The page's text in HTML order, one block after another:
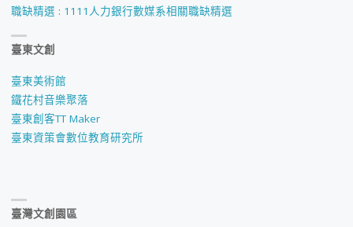
職缺精選 : 1111人力銀行數媒系相關職缺精選
臺東文創
臺東美術館
鐵花村音樂聚落
臺東創客TT Maker
臺東資策會數位教育研究所
臺灣文創園區